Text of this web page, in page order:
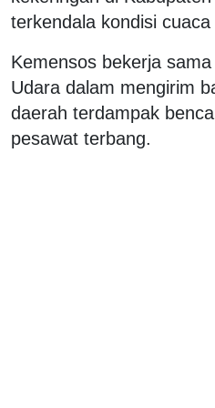
terkendala kondisi
Kemensos bekerja
Udara dalam mengirim
daerah terdampak
pesawat terbang.